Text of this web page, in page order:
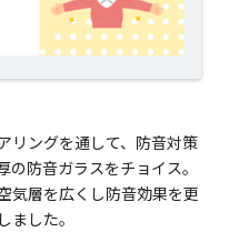
リングを通して、防音対策
防音ガラスをチョイス。
気層を広くし防音効果を更
した。